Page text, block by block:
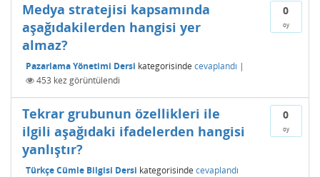
0
oy
Medya stratejisi kapsamında
aşağıdakilerden hangisi yer
almaz?
Pazarlama Yönetimi Dersi kategorisinde cevaplandı |
453 kez görüntülendi
0
oy
Tekrar grubunun özellikleri ile
ilgili aşağıdaki ifadelerden hangisi
yanlıştır?
Türkçe Cümle Bilgisi Dersi kategorisinde cevaplandı